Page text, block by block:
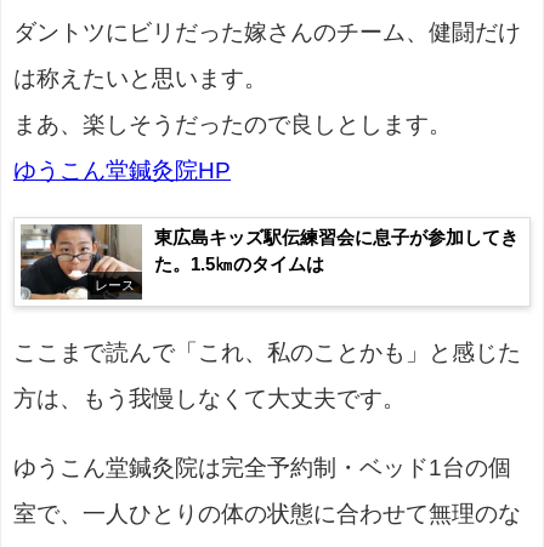
ダントツにビリだった嫁さんのチーム、健闘だけ
は称えたいと思います。
まあ、楽しそうだったので良しとします。
ゆうこん堂鍼灸院HP
レース
東広島キッズ駅伝練習会に息子が参加してき
た。1.5㎞のタイムは
ここまで読んで「これ、私のことかも」と感じた
方は、もう我慢しなくて大丈夫です。
ゆうこん堂鍼灸院は完全予約制・ベッド1台の個
室で、一人ひとりの体の状態に合わせて無理のな